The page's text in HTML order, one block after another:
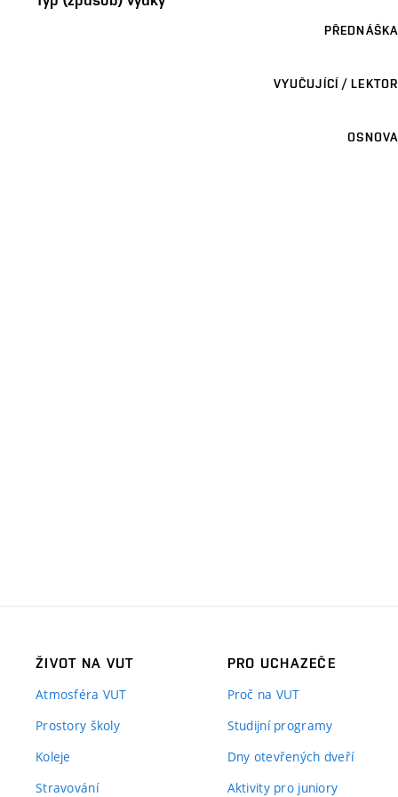
PŘEDNÁŠKA
VYUČUJÍCÍ / LEKTOR
OSNOVA
ŽIVOT NA VUT
Atmosféra VUT
Prostory školy
Koleje
Stravování
PRO UCHAZEČE
Proč na VUT
Studijní programy
Dny otevřených dveří
Aktivity pro juniory